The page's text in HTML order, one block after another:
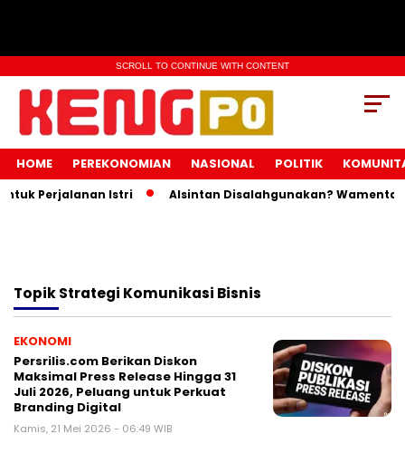
SCROLL TO CONTINUE WITH CONTENT
HOME PEREKONOMIAN NASIONAL POLITIK
Perjalanan Istri Alsintan Disalahgunakan? Wamentan
TopikStrategi Komunikasi Bisnis
EKONOMI
Persrilis.com Berikan Diskon
Maksimal Press Release Hingga 31
Juli 2026, Peluang untuk Perkuat
Branding Digital
Kamis, 21 Mei 2026 - 06:49 WIB